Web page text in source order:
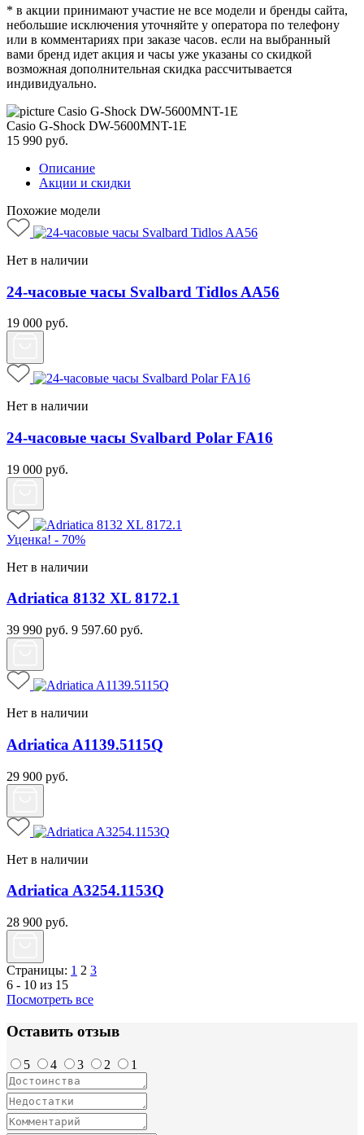
* в акции принимают участие не все модели и бренды сайта,
небольшие исключения уточняйте у оператора по телефону
или в комментариях при заказе часов. если на выбранный
вами бренд идет акция и часы уже указаны со скидкой
возможная дополнительная скидка рассчитывается
индивидуально.
Casio G-Shock DW-5600MNT-1E
15 990 руб.
Описание
Акции и скидки
Похожие модели
Нет в наличии
24-часовые часы Svalbard Tidlos AA56
19 000 руб.
Нет в наличии
24-часовые часы Svalbard Polar FA16
19 000 руб.
Уценка! - 70%
Нет в наличии
Adriatica 8132 XL 8172.1
39 990 руб. 9 597.60 руб.
Нет в наличии
Adriatica A1139.5115Q
29 900 руб.
Нет в наличии
Adriatica A3254.1153Q
28 900 руб.
Страницы: 1 2 3
6 - 10 из 15
Посмотреть все
Оставить отзыв
5 4 3 2 1